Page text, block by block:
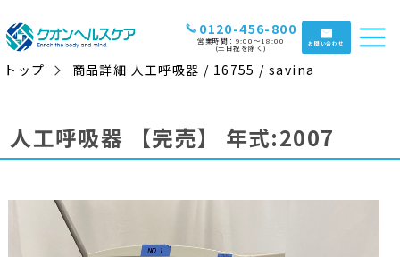
0120-456-800
営業時間：9:00〜18:00
(土日祝を除く) お問い合わせ
トップ 商品詳細 人工呼吸器 / 16755 / savina
人工呼吸器 【完売】 年式:2007